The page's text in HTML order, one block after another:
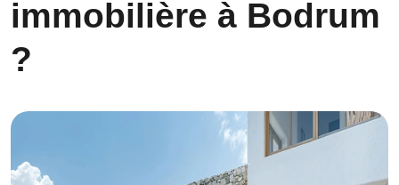
immobilière à Bodrum
?